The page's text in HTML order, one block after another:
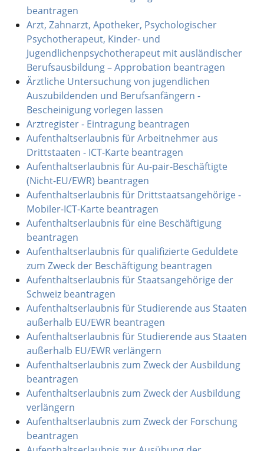
beantragen
Arzt, Zahnarzt, Apotheker, Psychologischer
Psychotherapeut, Kinder- und
Jugendlichenpsychotherapeut mit ausländischer
Berufsausbildung – Approbation beantragen
Ärztliche Untersuchung von jugendlichen
Auszubildenden und Berufsanfängern -
Bescheinigung vorlegen lassen
Arztregister - Eintragung beantragen
Aufenthaltserlaubnis für Arbeitnehmer aus
Drittstaaten - ICT-Karte beantragen
Aufenthaltserlaubnis für Au-pair-Beschäftigte
(Nicht-EU/EWR) beantragen
Aufenthaltserlaubnis für Drittstaatsangehörige -
Mobiler-ICT-Karte beantragen
Aufenthaltserlaubnis für eine Beschäftigung
beantragen
Aufenthaltserlaubnis für qualifizierte Geduldete
zum Zweck der Beschäftigung beantragen
Aufenthaltserlaubnis für Staatsangehörige der
Schweiz beantragen
Aufenthaltserlaubnis für Studierende aus Staaten
außerhalb EU/EWR beantragen
Aufenthaltserlaubnis für Studierende aus Staaten
außerhalb EU/EWR verlängern
Aufenthaltserlaubnis zum Zweck der Ausbildung
beantragen
Aufenthaltserlaubnis zum Zweck der Ausbildung
verlängern
Aufenthaltserlaubnis zum Zweck der Forschung
beantragen